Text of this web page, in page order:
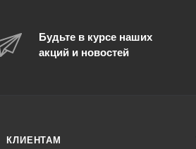
Будьте в курсе наших
акций и новостей
КЛИЕНТАМ